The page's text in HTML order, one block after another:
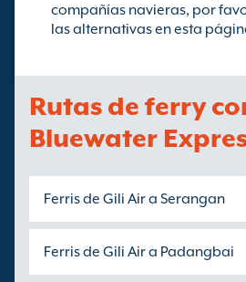
compañías navieras, por
las alternativas en esta
Rutas de ferry
Bluewater
Ferris de Gili Air a Serangan
Ferris de Gili Air a Padangbai